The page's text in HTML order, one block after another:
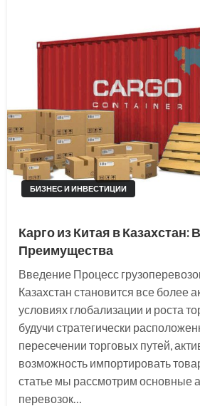
БИЗНЕС И ИНВЕСТИЦИИ
Карго из Китая в Казахстан:
Преимущества
Введение Процесс
Казахстан становится все более
условиях глобализации и роста
будучи стратегически
пересечении торговых путей,
возможность импортировать
статье мы рассмотрим основные
перевозок…